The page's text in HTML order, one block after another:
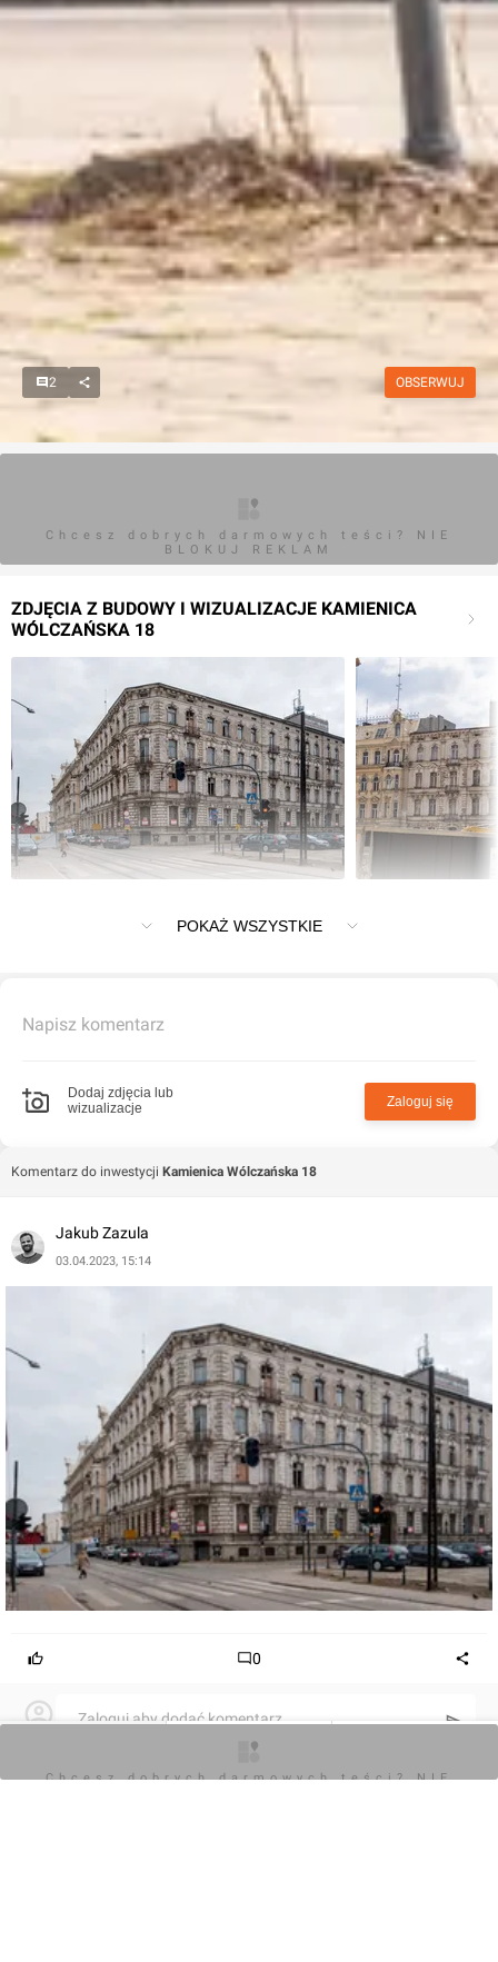
2 OBSERWUJ
Chcesz dobrych darmowych teści? NIE
BLOKUJ REKLAM
ZDJĘCIA Z BUDOWY I WIZUALIZACJE KAMIENICA
WÓLCZAŃSKA 18
Kamienica narożna - Wólczańska 18 / Zielona 10a
POKAŻ WSZYSTKIE
Napisz komentarz
Dodaj zdjęcia lub
wizualizacje
Zaloguj się
Komentarz do inwestycji Kamienica Wólczańska 18
Jakub Zazula
03.04.2023, 15:14
0
Zaloguj aby dodać komentarz
Komentarz do inwestycji Kamienica Wólczańska 18
Chcesz dobrych darmowych teści? NIE